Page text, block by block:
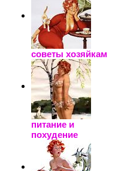
советы хозяйкам
питание и
похудение